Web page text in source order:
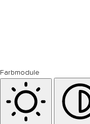
Farbmodule